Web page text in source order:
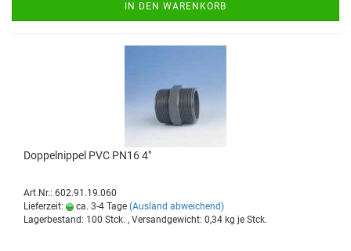
IN DEN WARENKORB
Dop­pel­nip­pel PVC PN16 4"
Art.Nr.: 602.91.19.060
Lieferzeit:
ca. 3-4 Tage (Ausland abweichend)
Lagerbestand: 100 Stck. , Versandgewicht: 0,34 kg je Stck.